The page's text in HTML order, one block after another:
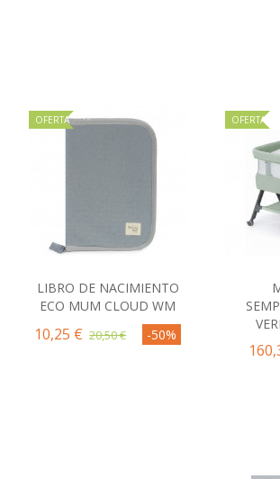
OFERTA
Comprar
LIBRO DE NACIMIENTO
ECO MUM CLOUD WM
10,25 € 20,50 € -50%
OFERTA